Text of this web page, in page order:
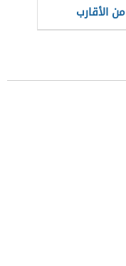
من الأقارب